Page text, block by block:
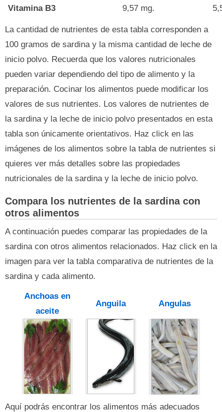
Vitamina B3
9,57 mg.
La cantidad de nutrientes de esta tabla corresponden a
100 gramos de sardina y la misma cantidad de leche de
inicio polvo. Recuerda que los valores nutricionales
pueden variar dependiendo del tipo de alimento y la
preparación. Cocinar los alimentos puede modificar los
valores de sus nutrientes. Los valores de nutrientes de
la sardina y la leche de inicio polvo presentados en esta
tabla son únicamente orientativos. Haz click en las
imágenes de los alimentos sobre la tabla de nutrientes si
quieres ver más detalles sobre las propiedades
nutricionales de la sardina y la leche de inicio polvo.
Compara los nutrientes de la sardina con
otros alimentos
A continuación puedes comparar las propiedades de la
sardina con otros alimentos relacionados. Haz click en la
imagen para ver la tabla comparativa de nutrientes de la
sardina y cada alimento.
Anchoas en
aceite
Anguila Angulas
Aquí podrás encontrar los alimentos más adecuados